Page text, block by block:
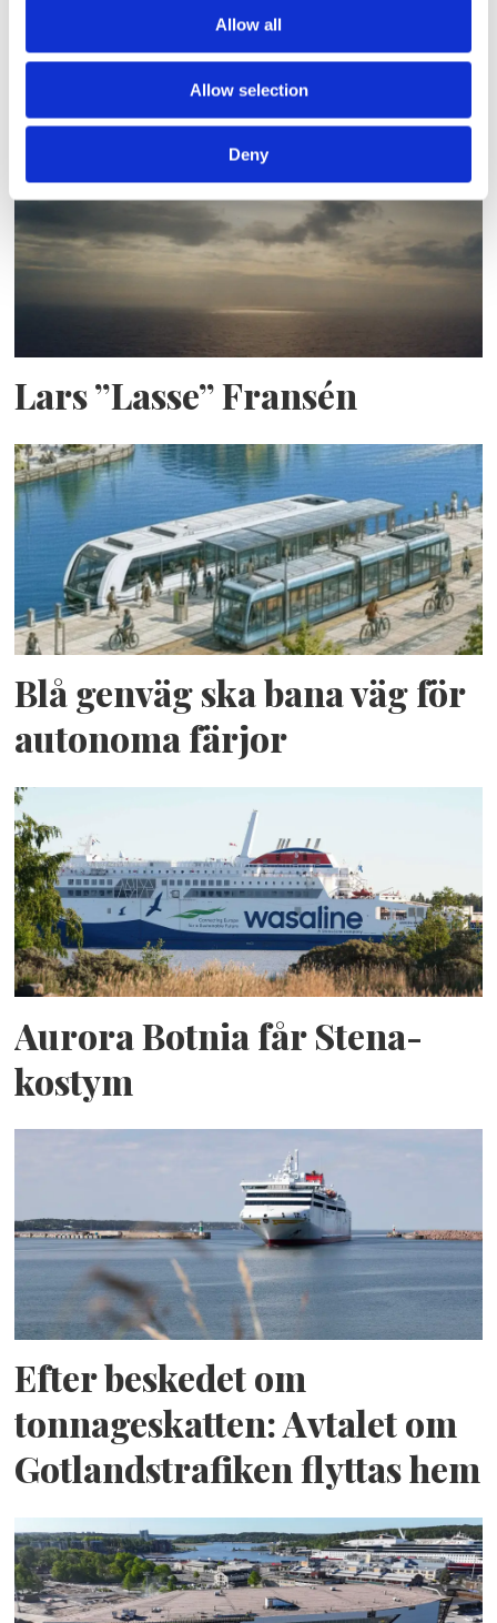
Allow all
Allow selection
Deny
Sirius tar leverans av
Lars ”Lasse” Fransén
Blå genväg ska bana väg för
autonoma färjor
Aurora Botnia får Stena-
kostym
Efter beskedet om
tonnageskatten: Avtalet om
Gotlandstrafiken flyttas hem